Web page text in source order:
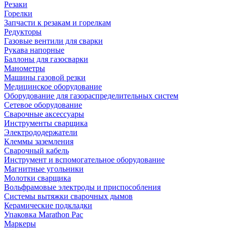
Резаки
Горелки
Запчасти к резакам и горелкам
Редукторы
Газовые вентили для сварки
Рукава напорные
Баллоны для газосварки
Манометры
Машины газовой резки
Медицинское оборудование
Оборудование для газораспределительных систем
Сетевое оборудование
Сварочные аксессуары
Инструменты сварщика
Электрододержатели
Клеммы заземления
Сварочный кабель
Инструмент и вспомогательное оборудование
Магнитные угольники
Молотки сварщика
Вольфрамовые электроды и приспособления
Системы вытяжки сварочных дымов
Керамические подкладки
Упаковка Marathon Pac
Маркеры